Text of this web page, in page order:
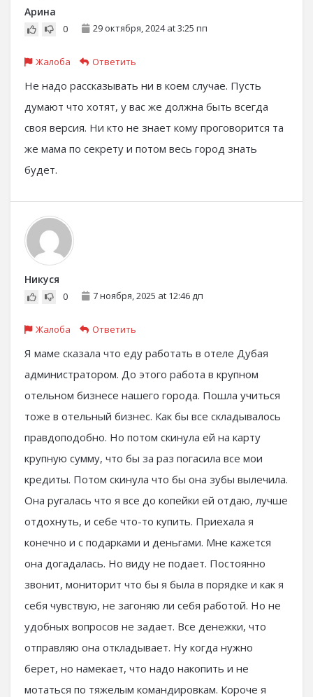
Арина
0 29 октября, 2024 at 3:25 пп
Жалоба Ответить
Не надо рассказывать ни в коем случае. Пусть
думают что хотят, у вас же должна быть всегда
своя версия. Ни кто не знает кому проговорится та
же мама по секрету и потом весь город знать
будет.
Никуся
0 7 ноября, 2025 at 12:46 дп
Жалоба Ответить
Я маме сказала что еду работать в отеле Дубая
администратором. До этого работа в крупном
отельном бизнесе нашего города. Пошла учиться
тоже в отельный бизнес. Как бы все складывалось
правдоподобно. Но потом скинула ей на карту
крупную сумму, что бы за раз погасила все мои
кредиты. Потом скинула что бы она зубы вылечила.
Она ругалась что я все до копейки ей отдаю, лучше
отдохнуть, и себе что-то купить. Приехала я
конечно и с подарками и деньгами. Мне кажется
она догадалась. Но виду не подает. Постоянно
звонит, мониторит что бы я была в порядке и как я
себя чувствую, не загоняю ли себя работой. Но не
удобных вопросов не задает. Все денежки, что
отправляю она откладывает. Ну когда нужно
берет, но намекает, что надо накопить и не
мотаться по тяжелым командировкам. Короче я